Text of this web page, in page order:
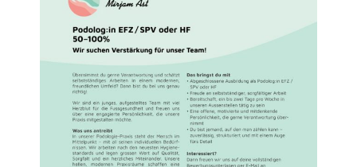
Stellen-/Raumangebote